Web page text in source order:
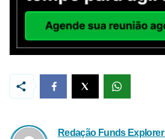
Redação Funds Explorer